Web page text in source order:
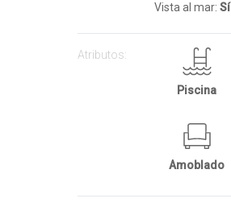
Vista al mar: Sí
Atributos:
Piscina
Amoblado